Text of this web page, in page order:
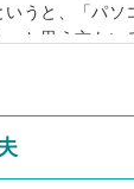
うと、「パソ
と思う方もい
仕事をして稼
こで、スマホ